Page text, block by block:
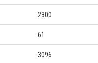
2300
61
3096